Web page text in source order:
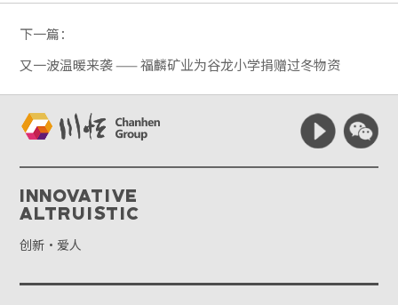
下一篇：
又一波温暖来袭 —— 福麟矿业为谷龙小学捐赠过冬物资
Innovative
Altruistic
创新·爱人